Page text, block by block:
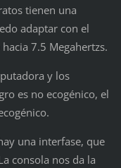
tienen una
adaptar con el
7.5 Megahertzs.
y los
es no ecogénico, el
una interfase, que
consola nos da la